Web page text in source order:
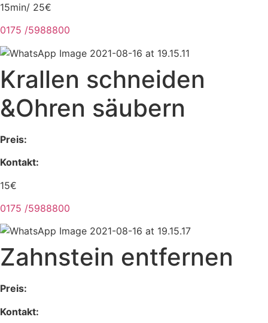
15min/ 25€
0175 /5988800
Krallen schneiden
&Ohren säubern
Preis:
Kontakt:
15€
0175 /5988800
Zahnstein entfernen
Preis:
Kontakt: